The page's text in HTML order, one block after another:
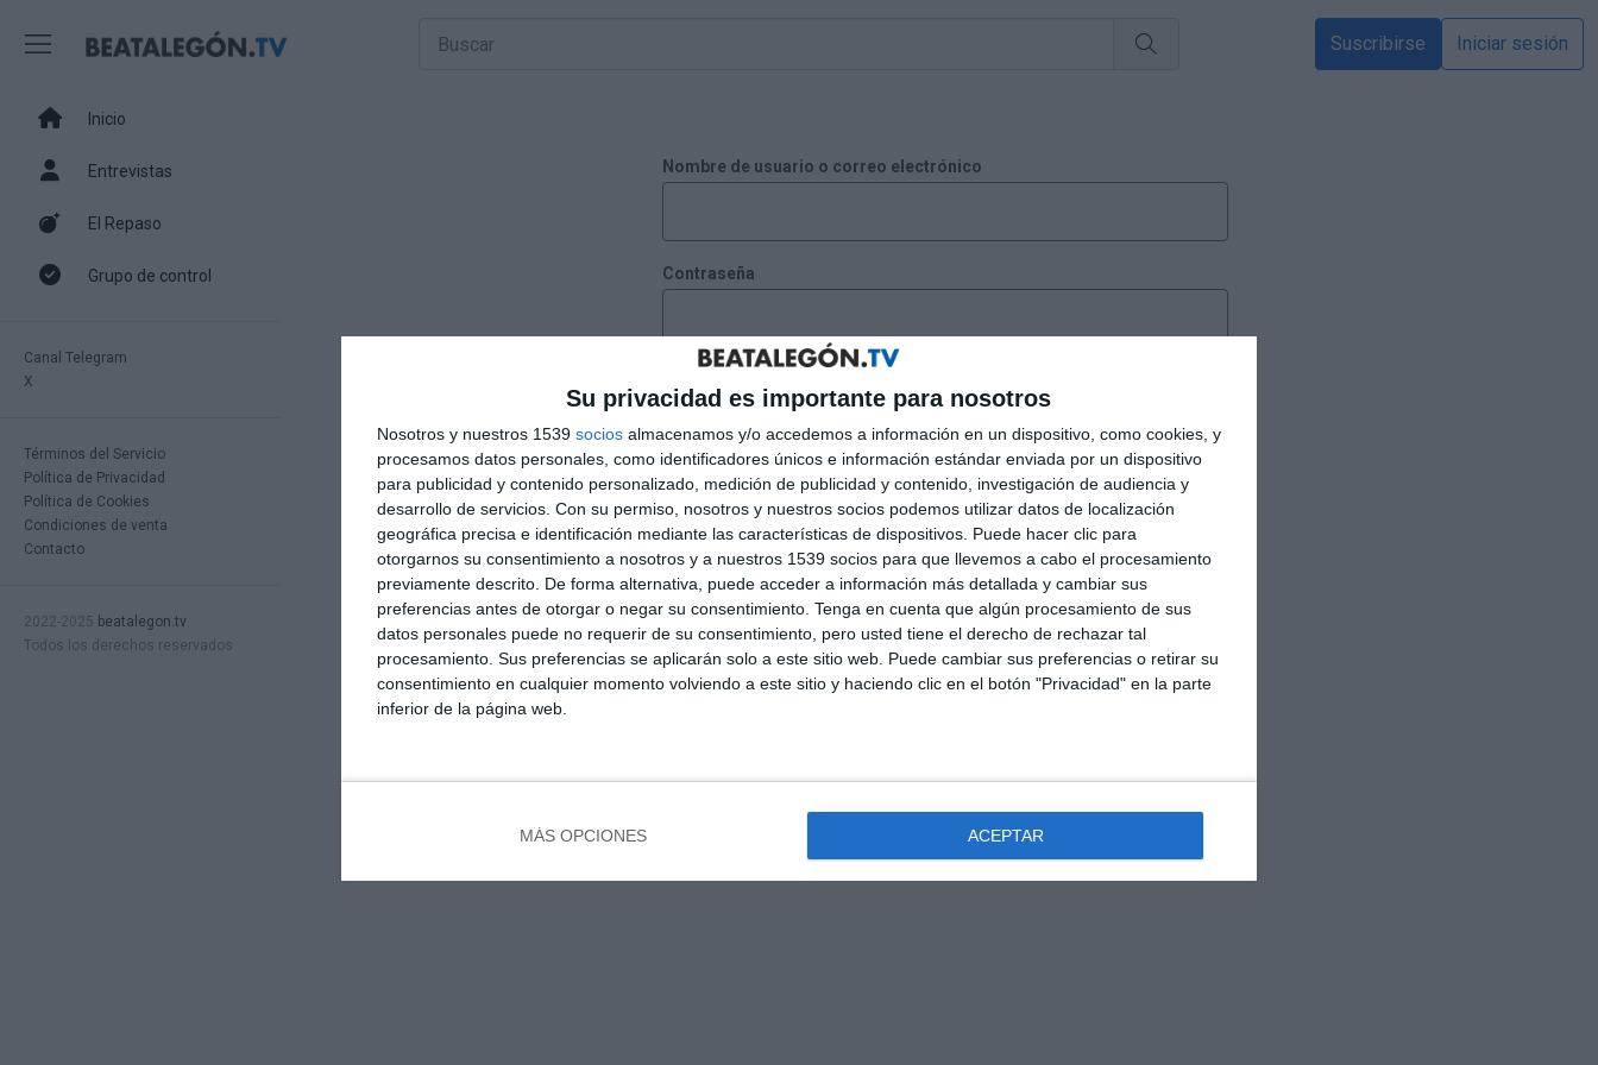
Su privacidad es importante para nosotros
Nosotros y nuestros 1539 socios almacenamos y/o accedemos a información en un dispositivo, como cookies, y
procesamos datos personales, como identificadores únicos e información estándar enviada por un dispositivo
para publicidad y contenido personalizado, medición de publicidad y contenido, investigación de audiencia y
desarrollo de servicios. Con su permiso, nosotros y nuestros socios podemos utilizar datos de localización
geográfica precisa e identificación mediante las características de dispositivos. Puede hacer clic para
otorgarnos su consentimiento a nosotros y a nuestros 1539 socios para que llevemos a cabo el procesamiento
previamente descrito. De forma alternativa, puede acceder a información más detallada y cambiar sus
preferencias antes de otorgar o negar su consentimiento. Tenga en cuenta que algún procesamiento de sus
datos personales puede no requerir de su consentimiento, pero usted tiene el derecho de rechazar tal
procesamiento. Sus preferencias se aplicarán solo a este sitio web. Puede cambiar sus preferencias o retirar su
consentimiento en cualquier momento volviendo a este sitio y haciendo clic en el botón "Privacidad" en la parte
inferior de la página web.
MÁS OPCIONES ACEPTAR
Suscribirse Iniciar sesión
Inicio
Entrevistas
El Repaso
Grupo de control
Canal Telegram
X
Términos del Servicio
Política de Privacidad
Política de Cookies
Condiciones de venta
Contacto
2022-2025 beatalegon.tv
Todos los derechos reservados
Nombre de usuario o correo electrónico
Contraseña
Recuérdame
¿Has perdido tu contraseña?